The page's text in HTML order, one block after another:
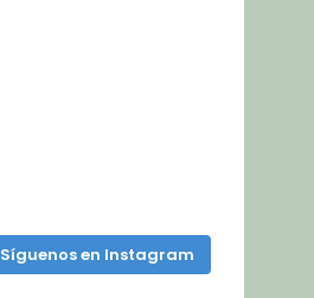
Síguenos en Instagram